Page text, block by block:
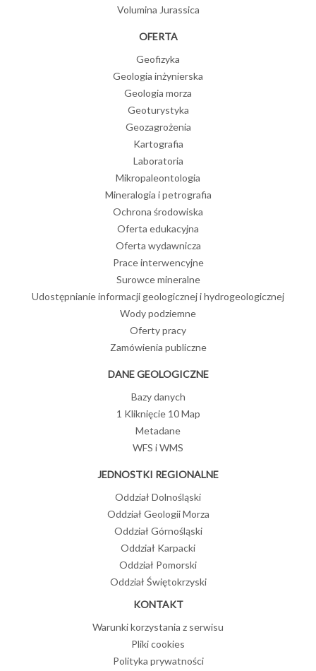
Volumina Jurassica
OFERTA
Geofizyka
Geologia inżynierska
Geologia morza
Geoturystyka
Geozagrożenia
Kartografia
Laboratoria
Mikropaleontologia
Mineralogia i petrografia
Ochrona środowiska
Oferta edukacyjna
Oferta wydawnicza
Prace interwencyjne
Surowce mineralne
Udostępnianie informacji geologicznej i hydrogeologicznej
Wody podziemne
Oferty pracy
Zamówienia publiczne
DANE GEOLOGICZNE
Bazy danych
1 Kliknięcie 10 Map
Metadane
WFS i WMS
JEDNOSTKI REGIONALNE
Oddział Dolnośląski
Oddział Geologii Morza
Oddział Górnośląski
Oddział Karpacki
Oddział Pomorski
Oddział Świętokrzyski
KONTAKT
Warunki korzystania z serwisu
Pliki cookies
Polityka prywatności